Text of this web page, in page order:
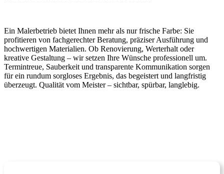
Ein Malerbetrieb bietet Ihnen mehr als nur frische Farbe: Sie
profitieren von fachgerechter Beratung, präziser Ausführung und
hochwertigen Materialien. Ob Renovierung, Werterhalt oder
kreative Gestaltung – wir setzen Ihre Wünsche professionell um.
Termintreue, Sauberkeit und transparente Kommunikation sorgen
für ein rundum sorgloses Ergebnis, das begeistert und langfristig
überzeugt. Qualität vom Meister – sichtbar, spürbar, langlebig.